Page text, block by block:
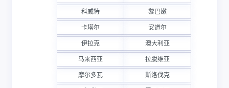
科威特 黎巴嫩
卡塔尔 安道尔
伊拉克 澳大利亚
马来西亚 拉脱维亚
摩尔多瓦 斯洛伐克